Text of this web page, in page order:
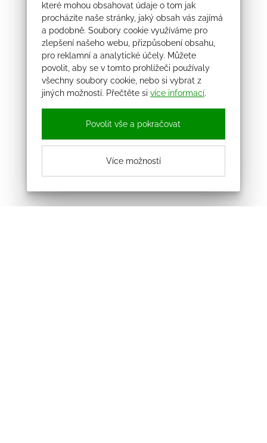
které mohou obsahovat údaje o tom jak
procházíte naše stránky, jaký obsah vás zajímá
a podobně. Soubory cookie využíváme pro
zlepšení našeho webu, přizpůsobení obsahu,
pro reklamní a analytické účely. Můžete
povolit, aby se v tomto prohlížeči používaly
všechny soubory cookie, nebo si vybrat z
jiných možností. Přečtěte si více informací.
Povolit vše a pokračovat
Více možností